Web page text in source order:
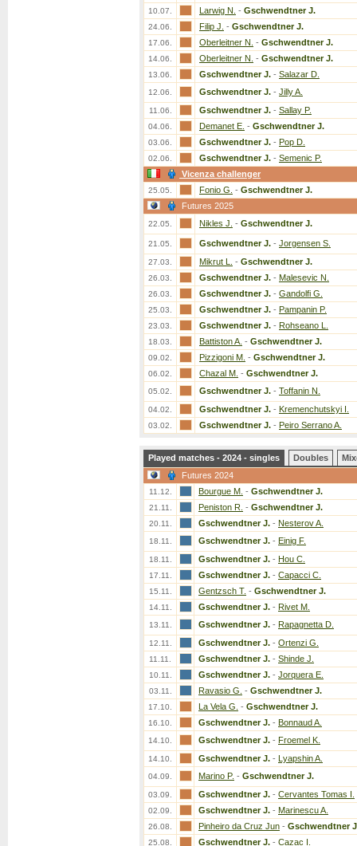
10.07. Larwig N. - Gschwendtner J.
24.06. Filip J. - Gschwendtner J.
17.06. Oberleitner N. - Gschwendtner J.
14.06. Oberleitner N. - Gschwendtner J.
13.06. Gschwendtner J. - Salazar D.
12.06. Gschwendtner J. - Jilly A.
11.06. Gschwendtner J. - Sallay P.
04.06. Demanet E. - Gschwendtner J.
03.06. Gschwendtner J. - Pop D.
02.06. Gschwendtner J. - Semenic P.
Vicenza challenger
25.05. Fonio G. - Gschwendtner J.
Futures 2025
22.05. Nikles J. - Gschwendtner J.
21.05. Gschwendtner J. - Jorgensen S.
27.03. Mikrut L. - Gschwendtner J.
26.03. Gschwendtner J. - Malesevic N.
26.03. Gschwendtner J. - Gandolfi G.
25.03. Gschwendtner J. - Pampanin P.
23.03. Gschwendtner J. - Rohseano L.
18.03. Battiston A. - Gschwendtner J.
09.02. Pizzigoni M. - Gschwendtner J.
06.02. Chazal M. - Gschwendtner J.
05.02. Gschwendtner J. - Toffanin N.
04.02. Gschwendtner J. - Kremenchutskyi I.
03.02. Gschwendtner J. - Peiro Serrano A.
Played matches - 2024 - singles Doubles
Futures 2024
11.12. Bourgue M. - Gschwendtner J.
21.11. Peniston R. - Gschwendtner J.
20.11. Gschwendtner J. - Nesterov A.
18.11. Gschwendtner J. - Einig F.
18.11. Gschwendtner J. - Hou C.
17.11. Gschwendtner J. - Capacci C.
15.11. Gentzsch T. - Gschwendtner J.
14.11. Gschwendtner J. - Rivet M.
13.11. Gschwendtner J. - Rapagnetta D.
12.11. Gschwendtner J. - Ortenzi G.
11.11. Gschwendtner J. - Shinde J.
10.11. Gschwendtner J. - Jorquera E.
03.11. Ravasio G. - Gschwendtner J.
17.10. La Vela G. - Gschwendtner J.
16.10. Gschwendtner J. - Bonnaud A.
14.10. Gschwendtner J. - Froemel K.
14.10. Gschwendtner J. - Lyapshin A.
04.09. Marino P. - Gschwendtner J.
03.09. Gschwendtner J. - Cervantes Tomas I.
02.09. Gschwendtner J. - Marinescu A.
26.08. Pinheiro da Cruz Jun - Gschwendtner
25.08. Gschwendtner J. - Cazac I.